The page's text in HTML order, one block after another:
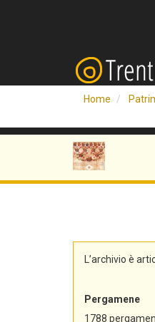
Home
L’archivio è
Pergamene
1788